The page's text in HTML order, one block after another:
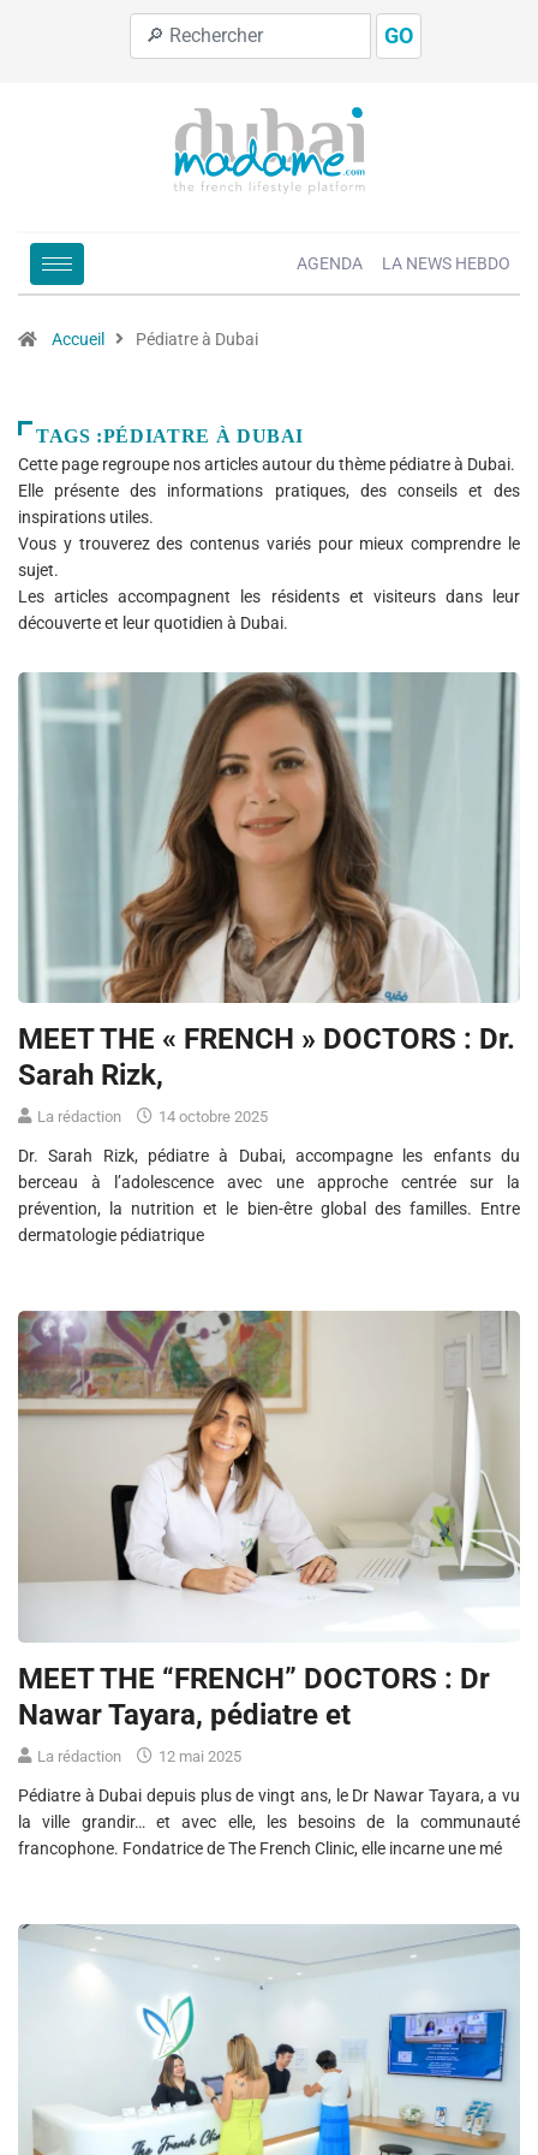
GO
AGENDA LA NEWS HEBDO
Accueil Pédiatre à Dubai
TAGS :PÉDIATRE À DUBAI
Cette page regroupe nos articles autour du thème pédiatre à Dubai.
Elle présente des informations pratiques, des conseils et des
inspirations utiles.
Vous y trouverez des contenus variés pour mieux comprendre le
sujet.
Les articles accompagnent les résidents et visiteurs dans leur
découverte et leur quotidien à Dubai.
MEET THE « FRENCH » DOCTORS : Dr.
Sarah Rizk,
La rédaction 14 octobre 2025
Dr. Sarah Rizk, pédiatre à Dubai, accompagne les enfants du
berceau à l’adolescence avec une approche centrée sur la
prévention, la nutrition et le bien-être global des familles. Entre
dermatologie pédiatrique
MEET THE “FRENCH” DOCTORS : Dr
Nawar Tayara, pédiatre et
La rédaction 12 mai 2025
Pédiatre à Dubai depuis plus de vingt ans, le Dr Nawar Tayara, a vu
la ville grandir… et avec elle, les besoins de la communauté
francophone. Fondatrice de The French Clinic, elle incarne une mé